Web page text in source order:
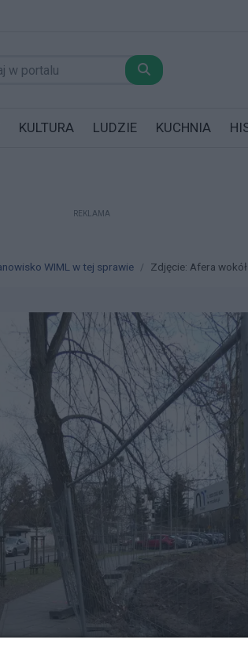
KULTURA LUDZIE KUCHNIA
REKLAMA
WIML w tej sprawie Zdjęcie: Afera